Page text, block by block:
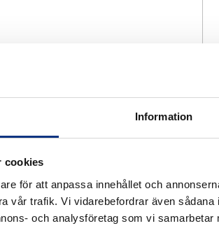
Information
cookies
för att anpassa innehållet och
vår trafik. Vi vidarebefordrar även
och analysföretag som vi